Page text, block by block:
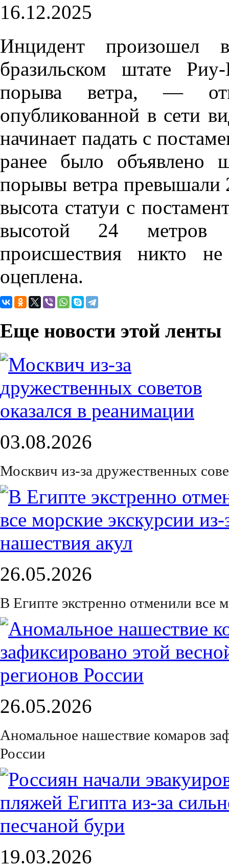
16.12.2025
Инцидент произошел
бразильском штате
порыва ветра, —
опубликованной в сети
начинает падать с
ранее было объявлено
порывы ветра
высота статуи с
высотой 24 метров
происшествия никто
оцеплена.
Еще новости этой ленты
03.08.2026
Москвич из-за дружественных
26.05.2026
В Египте экстренно отменили все
26.05.2026
Аномальное нашествие комаров
России
19.03.2026